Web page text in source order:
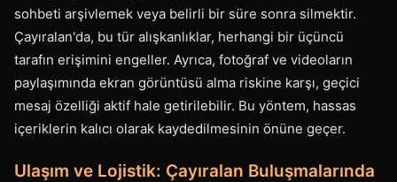
sohbeti arşivlemek veya belirli bir süre sonra silmektir.
Çayıralan'da, bu tür alışkanlıklar, herhangi bir üçüncü
tarafın erişimini engeller. Ayrıca, fotoğraf ve videoların
paylaşımında ekran görüntüsü alma riskine karşı, geçici
mesaj özelliği aktif hale getirilebilir. Bu yöntem, hassas
içeriklerin kalıcı olarak kaydedilmesinin önüne geçer.
Ulaşım ve Lojistik: Çayıralan Buluşmalarında